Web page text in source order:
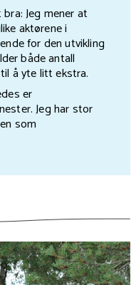
Jeg mener at
aktørene i
for den utvikling
både antall
å yte litt ekstra.
er
Jeg har stor
som